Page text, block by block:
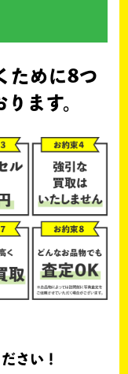
ために8つ
ます。
さい！